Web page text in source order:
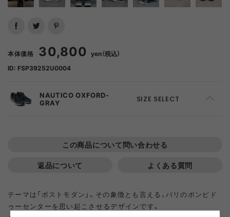
本体価格 30,800 yen（税込）
ID: FSP39252U0004
NAUTICO OXFORD-
GRAY SIZE SELECT
ADD TO CART
38 ADD TO CART
この商品について問い合わせる
返品について
よくある質問
テーマは「ポストモダン」。その象徴とも言える、パリのポンピド
ゥーセンターを思い起こさせるデザインです。